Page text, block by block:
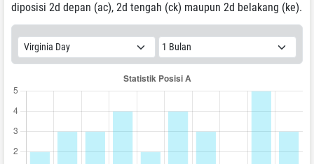
diposisi 2d depan (ac), 2d tengah (ck) maupun 2d belakang (ke).